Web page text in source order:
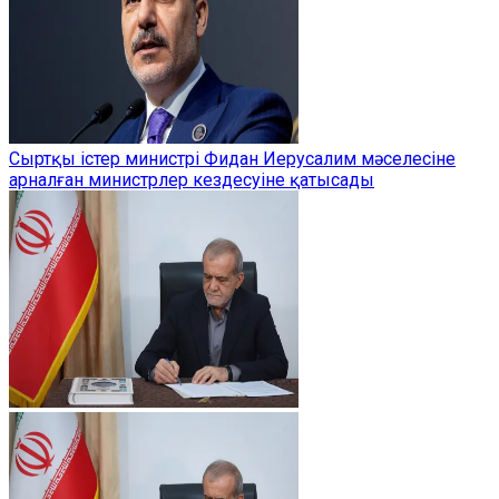
Сыртқы істер министрі Фидан Иерусалим мәселесіне
арналған министрлер кездесуіне қатысады